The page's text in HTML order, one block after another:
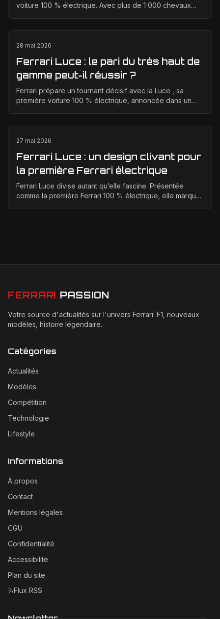
voiture 100 % électrique. Avec plus de 1 000 chevaux
28 mai 2026
Ferrari Luce : le pari du très haut de
gamme peut-il réussir ?
Ferrari prépare un tournant décisif avec la Luce , sa
première voiture 100 % électrique, annoncée dans un
27 mai 2026
Ferrari Luce : un design clivant pour
la première Ferrari électrique
Ferrari Luce divise autant qu’elle fascine. Présentée
comme la première Ferrari 100 % électrique, elle marque
FERRARI PASSION
Votre source d'actualités sur l'univers Ferrari. F1, nouveaux
modèles, histoire légendaire.
Catégories
Actualités
Modèles
Compétition
Technologie
Lifestyle
Informations
À propos
Contact
Mentions légales
CGU
Confidentialité
Accessibilité
Plan du site
Flux RSS